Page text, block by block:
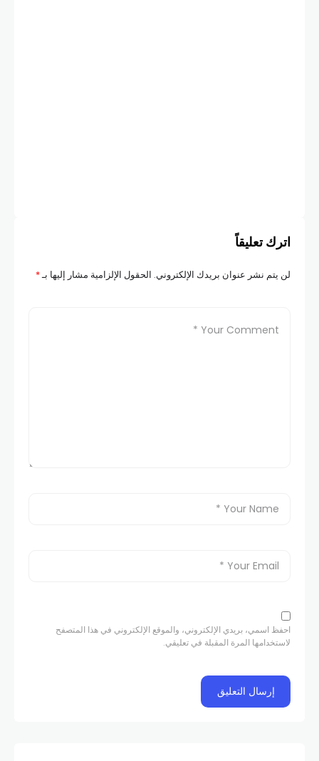
اترك تعليقاً
لن يتم نشر عنوان بريدك الإلكتروني. الحقول الإلزامية مشار إليها بـ*
احفظ اسمي، بريدي الإلكتروني، والموقع الإلكتروني في هذا المتصفح
لاستخدامها المرة المقبلة في تعليقي.